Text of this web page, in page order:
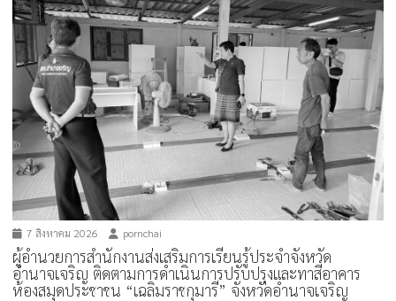
7 สิงหาคม 2026 pornchai
ผู้อำนวยการสำนักงานส่งเสริมการเรียนรู้ประจำจังหวัด
อำนาจเจริญ ติดตามการดำเนินการปรับปรุงและทาสีอาคาร
ห้องสมุดประชาชน “เฉลิมราชกุมารี” จังหวัดอำนาจเจริญ